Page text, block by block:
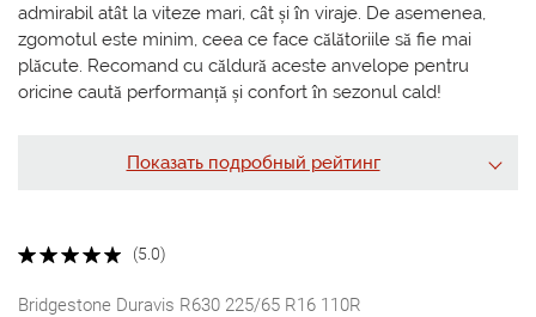
admirabil atât la viteze mari, cât și în viraje. De asemenea,
zgomotul este minim, ceea ce face călătoriile să fie mai
plăcute. Recomand cu căldură aceste anvelope pentru
oricine caută performanță și confort în sezonul cald!
Показать подробный рейтинг
(5.0)
Bridgestone Duravis R630 225/65 R16 110R